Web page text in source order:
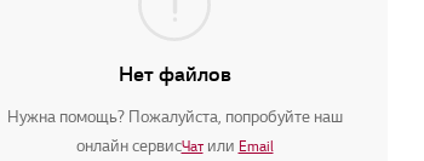
Нет файлов
Нужна помощь? Пожалуйста, попробуйте наш
онлайн сервисЧатили Email